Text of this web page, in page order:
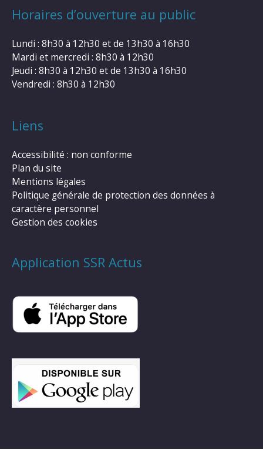
Horaires d’ouverture au public
Lundi : 8h30 à 12h30 et de 13h30 à 16h30
Mardi et mercredi : 8h30 à 12h30
Jeudi : 8h30 à 12h30 et de 13h30 à 16h30
Vendredi : 8h30 à 12h30
Liens
Accessibilité : non conforme
Plan du site
Mentions légales
Politique générale de protection des données à
caractère personnel
Gestion des cookies
Application SSR Actus